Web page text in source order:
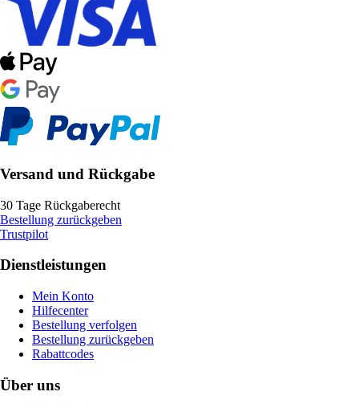
Versand und Rückgabe
30 Tage Rückgaberecht
Bestellung zurückgeben
Trustpilot
Dienstleistungen
Mein Konto
Hilfecenter
Bestellung verfolgen
Bestellung zurückgeben
Rabattcodes
Über uns